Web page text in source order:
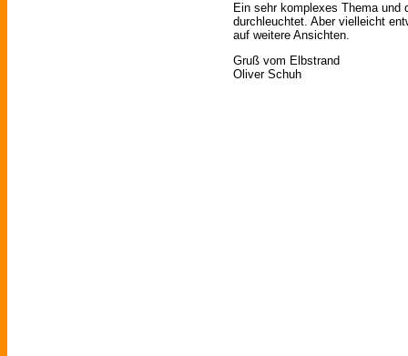
Ein sehr komplexes Thema und
durchleuchtet. Aber vielleicht
auf weitere Ansichten.
Gruß vom Elbstrand
Oliver Schuh